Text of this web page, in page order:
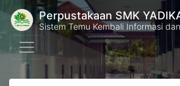
Perpustakaan SMK
Sistem Temu Kembali Informasi